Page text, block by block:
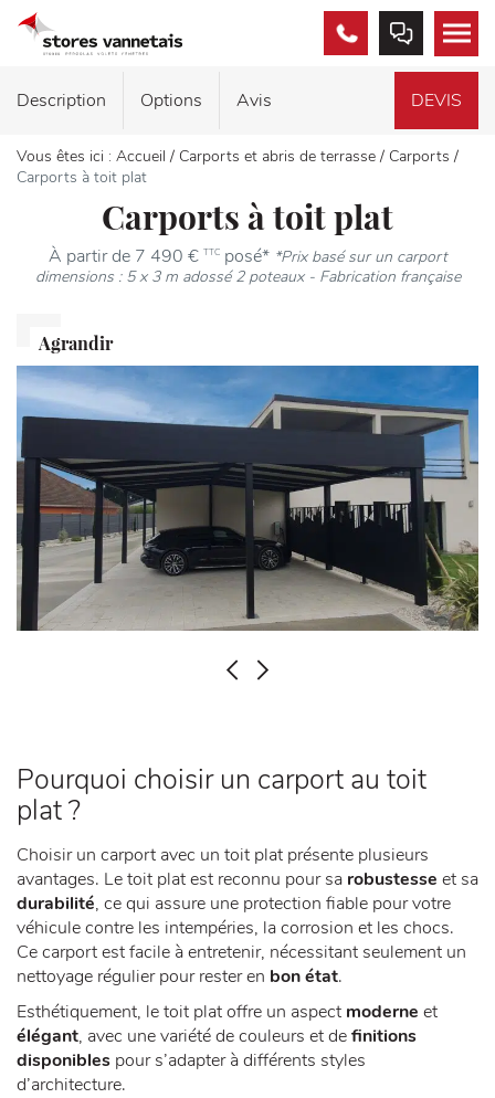
02
97
PRENDRE
RDV
Description Options Avis DEVIS
Vous êtes ici : Accueil / Carports et abris de terrasse/ Carports /
Carports à toit plat
Carports à toit plat
À partir de 7 490 € TTCposé* *Prix basé sur un carport
dimensions : 5 x 3 m adossé 2 poteaux - Fabrication française
Agrandir
PRÉCÉDENT
SUIVANT
Pourquoi choisir un carport au toit
plat ?
Choisir un carport avec un toit plat présente plusieurs
avantages. Le toit plat est reconnu pour sa robustesse et sa
durabilité, ce qui assure une protection fiable pour votre
véhicule contre les intempéries, la corrosion et les chocs.
Ce carport est facile à entretenir, nécessitant seulement un
nettoyage régulier pour rester en bon état.
Esthétiquement, le toit plat offre un aspect moderne et
élégant, avec une variété de couleurs et definitions
disponibles pour s’adapter à différents styles
d’architecture.